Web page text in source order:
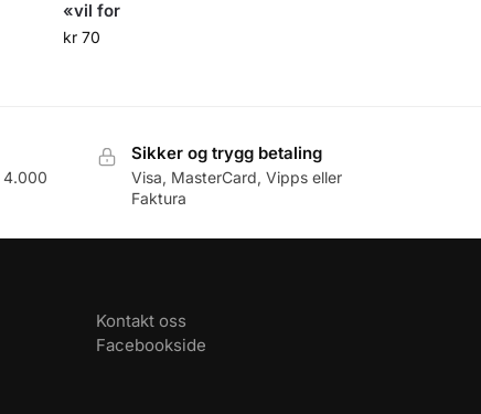
«vil for
kr 70
4.000
Sikker og trygg betaling
Visa, MasterCard, Vipps eller
Faktura
Kontakt oss
Facebookside